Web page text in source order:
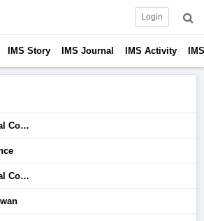
IMS Story IMS Journal IMS Activity
Login
Co…
Co…